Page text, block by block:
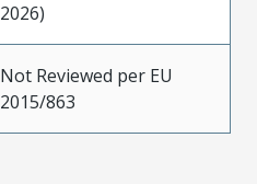
2026)
Not Reviewed per EU
2015/863